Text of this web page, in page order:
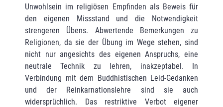
Unwohlsein im religi­ösen Empfinden als Beweis für
den eigenen Missstand und die Notwendigkeit
strengeren Übens. Abwertende Bemerkungen zu
Religionen, da sie der Übung im Wege stehen, sind
nicht nur angesichts des eigenen Anspruchs, eine
neutrale Technik zu lehren, inakzeptabel. In
Verbindung mit dem Buddhistischen Leid-Gedanken
und der Reinkarnationslehre sind sie auch
widersprüch­lich. Das restriktive Verbot eigener